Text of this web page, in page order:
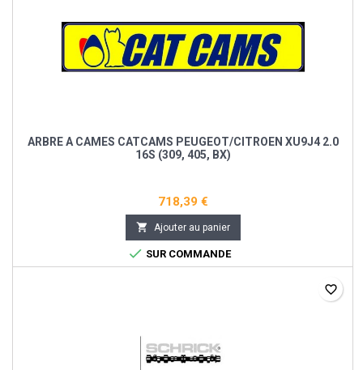
ARBRE A CAMES CATCAMS PEUGEOT/CITROEN XU9J4 2.0
16S (309, 405, BX)
718,39 €
 Ajouter au panier
 SUR COMMANDE
favorite_border